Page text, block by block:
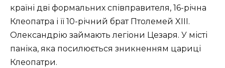
країні дві формальних співправителя, 16-річна
Клеопатра і її 10-річний брат Птолемей XIII.
Олександрію займають легіони Цезаря. У місті
паніка, яка посилюється зникненням цариці
Клеопатри.